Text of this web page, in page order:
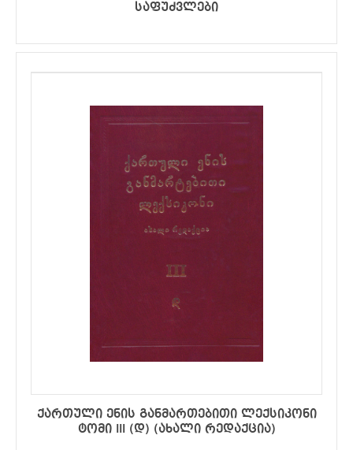
საფუძვლები
ქართული ენის განმართებითი ლექსიკონი
ტომი III (დ) (ახალი რედაქცია)